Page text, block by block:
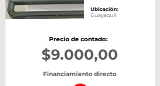
Financiamiento directo
Precio de contado:
$9.000,00
Ubicación:
Guayaquil